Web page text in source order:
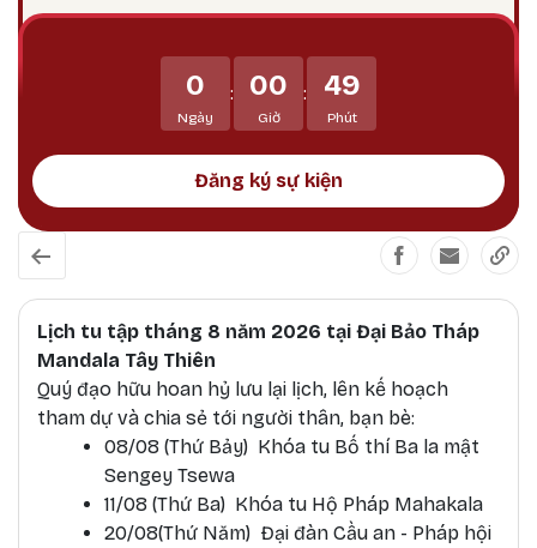
Phật Bản Tôn Mẫu Tính.
0
Ngày
: 00
Giờ
: 49
Phút
Đăng ký sự kiện
Lịch tu tập tháng 8 năm 2026 tại Đại Bảo Tháp
Mandala Tây Thiên
Quý đạo hữu hoan hỷ lưu lại lịch, lên kế hoạch
tham dự và chia sẻ tới người thân, bạn bè:
08/08 (Thứ Bảy) Khóa tu Bố thí Ba la mật
Sengey Tsewa
11/08 (Thứ Ba) Khóa tu Hộ Pháp Mahakala
20/08(Thứ Năm) Đại đàn Cầu an - Pháp hội